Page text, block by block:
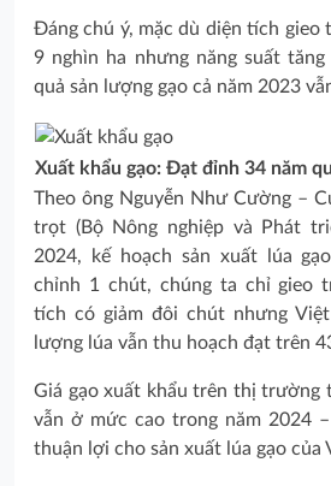
Đáng chú ý, mặc dù diện tích gieo
9 nghìn ha nhưng năng suất
quả sản lượng gạo cả năm 2023
Xuất khẩu gạo: Đạt đỉnh 34 năm
Theo ông Nguyễn Như Cường –
trọt (Bộ Nông nghiệp và Phát
2024, kế hoạch sản xuất lúa
chỉnh 1 chút, chúng ta chỉ gieo
tích có giảm đôi chút nhưng
lượng lúa vẫn thu hoạch đạt trên
Giá gạo xuất khẩu trên thị trường
vẫn ở mức cao trong năm 2024
thuận lợi cho sản xuất lúa gạo của